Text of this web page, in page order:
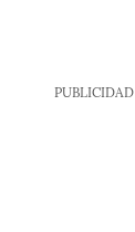
PUBLICIDAD